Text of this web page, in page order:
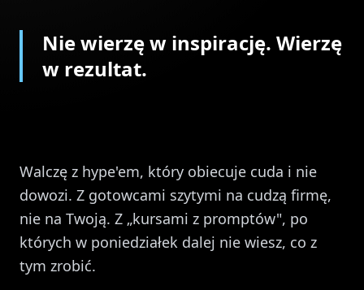
Nie wierzę w inspirację. Wierzę
w rezultat.
Walczę z hype'em, który obiecuje cuda i nie
dowozi. Z gotowcami szytymi na cudzą firmę,
nie na Twoją. Z „kursami z promptów", po
których w poniedziałek dalej nie wiesz, co z
tym zrobić.